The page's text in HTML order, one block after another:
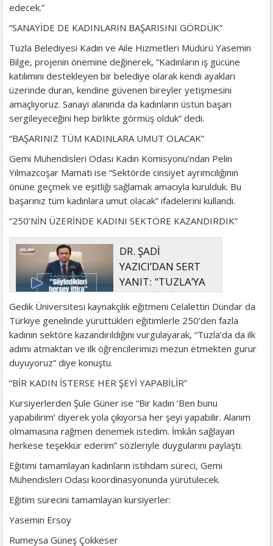
edecek.”
“SANAYİDE DE KADINLARIN BAŞARISINI GÖRDÜK”
Tuzla Belediyesi Kadın ve Aile Hizmetleri Müdürü Yasemin
Bilge, projenin önemine değinerek, “Kadınların iş gücüne
katılımını destekleyen bir belediye olarak kendi ayakları
üzerinde duran, kendine güvenen bireyler yetişmesini
amaçlıyoruz. Sanayi alanında da kadınların üstün başarı
sergileyeceğini hep birlikte görmüş olduk” dedi.
“BAŞARINIZ TÜM KADINLARA UMUT OLACAK”
Gemi Mühendisleri Odası Kadın Komisyonu’ndan Pelin
Yılmazcoşar Mamati ise “Sektörde cinsiyet ayrımcılığının
önüne geçmek ve eşitliği sağlamak amacıyla kurulduk. Bu
başarınız tüm kadınlara umut olacak” ifadelerini kullandı.
“250’NİN ÜZERİNDE KADINI SEKTÖRE KAZANDIRDIK”
DR. ŞADİ
YAZICI’DAN SERT
YANIT: "TUZLA’YA
YÖNELİK KİN VE
HIRSIN TUTARSIZLIKLAR MANZUMESİ"
Gedik Üniversitesi kaynakçılık eğitmeni Celalettin Dündar da
Türkiye genelinde yürüttükleri eğitimlerle 250’den fazla
kadının sektöre kazandırıldığını vurgulayarak, “Tuzla’da da ilk
adımı atmaktan ve ilk öğrencilerimizi mezun etmekten gurur
duyuyoruz” diye konuştu.
“BİR KADIN İSTERSE HER ŞEYİ YAPABİLİR”
Kursiyerlerden Şule Güner ise “Bir kadın ‘Ben bunu
yapabilirim’ diyerek yola çıkıyorsa her şeyi yapabilir. Alanım
olmamasına rağmen denemek istedim. İmkân sağlayan
herkese teşekkür ederim” sözleriyle duygularını paylaştı.
Eğitimi tamamlayan kadınların istihdam süreci, Gemi
Mühendisleri Odası koordinasyonunda yürütülecek.
Eğitim sürecini tamamlayan kursiyerler:
Yasemin Ersoy
Rumeysa Güneş Çokkeser